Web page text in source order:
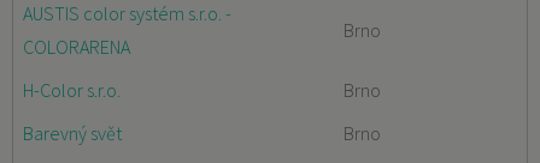
AUSTIS color systém s.r.o. -
COLORARENA
Brno
H-Color s.r.o.
Brno
Barevný svět
Brno